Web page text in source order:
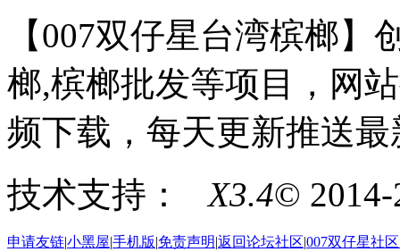
【007双仔星台湾槟榔
榔,槟榔批发等项目，网
频下载，每天更新推送
技术支持：
X3.4©
申请友链|小黑屋|手机版|免责声明|返回论坛社区|007双仔星社